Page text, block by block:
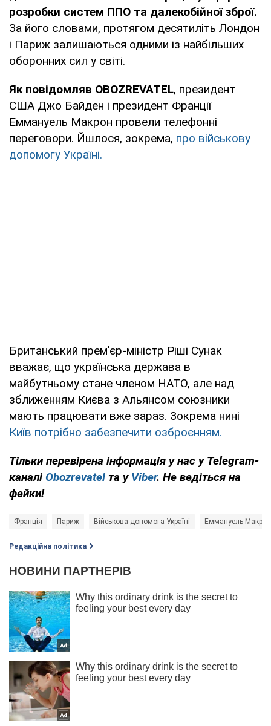
розробки систем ППО та далекобійної зброї.
За його словами, протягом десятиліть Лондон
і Париж залишаються одними із найбільших
оборонних сил у світі.
Як повідомляв OBOZREVATEL, президент
США Джо Байден і президент Франції
Еммануель Макрон провели телефонні
переговори. Йшлося, зокрема, про військову
допомогу Україні.
Британський прем'єр-міністр Ріші Сунак
вважає, що українська держава в
майбутньому стане членом НАТО, але над
зближенням Києва з Альянсом союзники
мають працювати вже зараз. Зокрема нині
Київ потрібно забезпечити озброєнням.
Тільки перевірена інформація у нас у Telegram-
каналі Obozrevatelта у Viber. Не ведіться на
фейки!
Франція Париж Військова допомога Україні Еммануель Макрон
Редакційна політика